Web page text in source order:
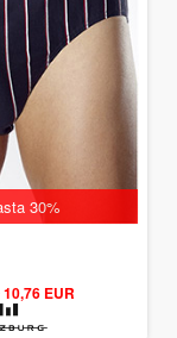
30%
5
10,76 EUR